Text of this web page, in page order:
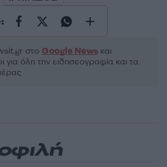
στο Google News και
για όλη την ειδησεογραφία και τα